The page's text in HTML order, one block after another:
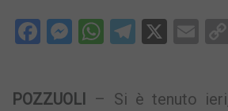
Facebook
Messenger
WhatsApp
Telegram
X
POZZUOLI
– Si è tenuto